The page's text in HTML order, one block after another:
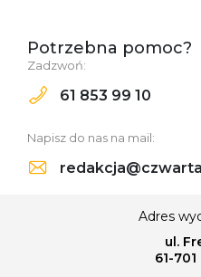
Potrzebna pomoc?
Zadzwoń:
61 853 99 10
Napisz do nas na mail:
Adres
ul.
61-